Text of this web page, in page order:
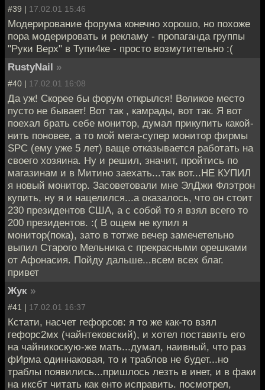
#39 | 17.02.01 15:46
Модерирование форума конечно хорошо, но похоже
пора модерировать и рекламу - пропаганда группы
"Руки Верх" в Тупи4ке - просто возмутительно :(
RustyNail »
#40 | 17.02.01 16:08
Да уж! Скорее бы форум открылся! Великое место
пусто не бывает! Вот так , камрады, вот так. Я вот
поехал брать себе монитор, думал прикупить какой-
нить поновее, а то мой мега-супер монитор фирмы
SPC (ему уже 5 лет) ваще отказывается работать на
своего хозяина. Ну и решил, значит, пройтись по
магазинам и в Митино заехать...так вот...НЕ КУПИЛ
я новый монитор. Засоветовали мне ЭлДжи Флэтрон
купить, ну я и нацелился...а оказалось, что он стоит
230 президентов США, а с собой то я взял всего то
200 президентов. :( В ощем не купил я
монитор(пока), зато в тотже вечер замечетельно
выпил Старого Мельника с прекрасными орешками
от Афонасия. Пойду дальше...всем всех благ.
привет
Жук »
#41 | 17.02.01 16:37
Кстати, насчет гефорсов: я то же как-то взял
гефорс2мх (чайнтековский), и хотел поставить его
на чайникоскую-же мать...думал, наивный, что раз
фИрма одиннаковая, то и траблов не будет...но
траблы появились...пришлось лезть в инет, и в факи
на иксбт читать как енто исправить. посмотрел,